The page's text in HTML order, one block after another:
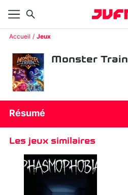
Accueil Jeux
Monster Train
Résumé
Les jeux similaires